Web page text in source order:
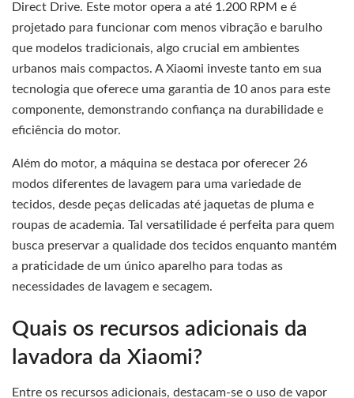
Direct Drive. Este motor opera a até 1.200 RPM e é
projetado para funcionar com menos vibração e barulho
que modelos tradicionais, algo crucial em ambientes
urbanos mais compactos. A Xiaomi investe tanto em sua
tecnologia que oferece uma garantia de 10 anos para este
componente, demonstrando confiança na durabilidade e
eficiência do motor.
Além do motor, a máquina se destaca por oferecer 26
modos diferentes de lavagem para uma variedade de
tecidos, desde peças delicadas até jaquetas de pluma e
roupas de academia. Tal versatilidade é perfeita para quem
busca preservar a qualidade dos tecidos enquanto mantém
a praticidade de um único aparelho para todas as
necessidades de lavagem e secagem.
Quais os recursos adicionais da
lavadora da Xiaomi?
Entre os recursos adicionais, destacam-se o uso de vapor